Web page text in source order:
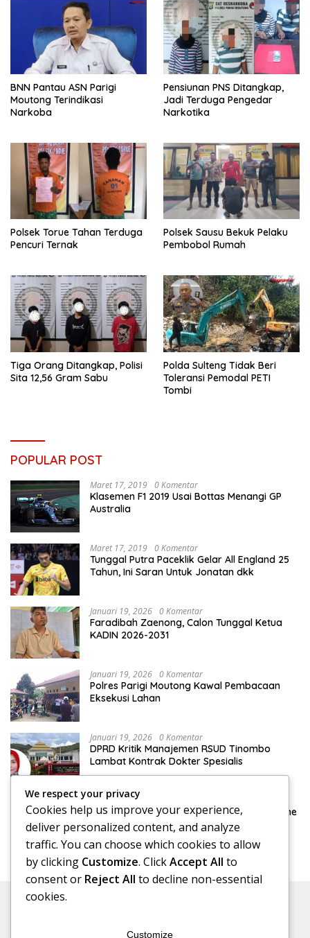
BNN Pantau ASN Parigi
Moutong Terindikasi
Narkoba
Pensiunan PNS Ditangkap,
Jadi Terduga Pengedar
Narkotika
Polsek Torue Tahan Terduga
Pencuri Ternak
Polsek Sausu Bekuk Pelaku
Pembobol Rumah
Tiga Orang Ditangkap, Polisi
Sita 12,56 Gram Sabu
Polda Sulteng Tidak Beri
Toleransi Pemodal PETI
Tombi
POPULAR POST
Maret 17, 2019 0 Komentar
Klasemen F1 2019 Usai Bottas Menangi GP
Australia
Maret 17, 2019 0 Komentar
Tunggal Putra Paceklik Gelar All England 25
Tahun, Ini Saran Untuk Jonatan dkk
Januari 19, 2026 0 Komentar
Faradibah Zaenong, Calon Tunggal Ketua
KADIN 2026-2031
Januari 19, 2026 0 Komentar
Polres Parigi Moutong Kawal Pembacaan
Eksekusi Lahan
Januari 19, 2026 0 Komentar
DPRD Kritik Manajemen RSUD Tinombo
Lambat Kontrak Dokter Spesialis
Januari 15, 2026
DPRD Konsultasi Pengelolaan Pajak Reklame
ke Bapenda Makassar
We respect your privacy
Cookies help us improve your experience,
deliver personalized content, and analyze
traffic. You can choose which cookies to allow
by clicking Customize. ClickAccept All to
consent or Reject All to decline non-essential
cookies.
Customize